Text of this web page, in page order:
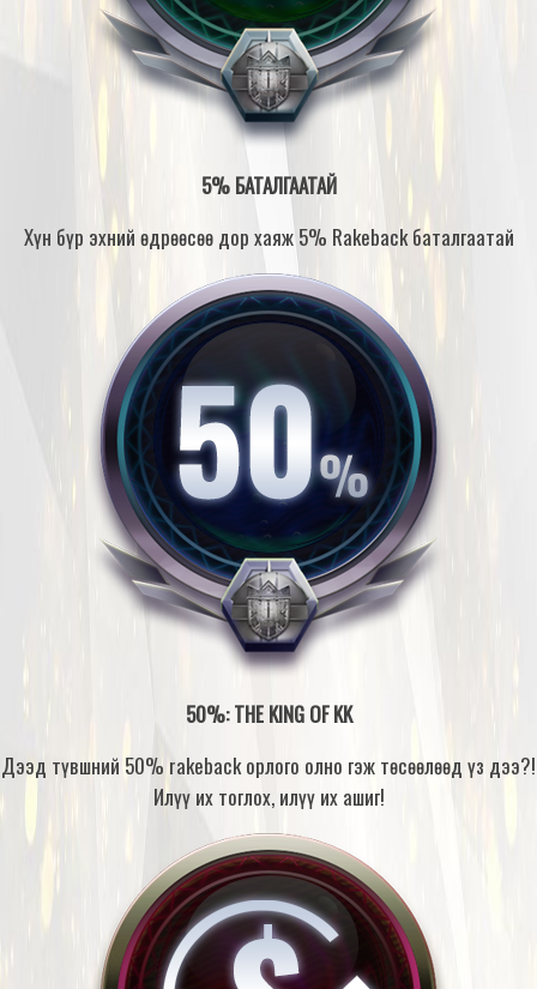
5% БАТАЛГААТАЙ
Хүн бүр эхний өдрөөсөө дор хаяж 5% Rakeback баталгаатай
50%: THE KING OF KK
Дээд түвшний 50% rakeback орлого олно гэж төсөөлөөд үз дээ?!
Илүү их тоглох, илүү их ашиг!